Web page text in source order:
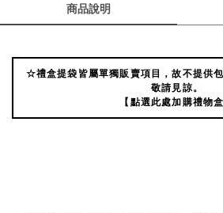
商品說明
☆禮盒提袋皆屬單獨販賣項目，故不提供
敬請見諒。
【點選此處加購禮物盒